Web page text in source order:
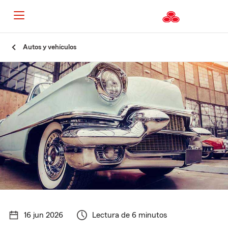
Autos y vehículos
16 jun 2026 Lectura de 6 minutos